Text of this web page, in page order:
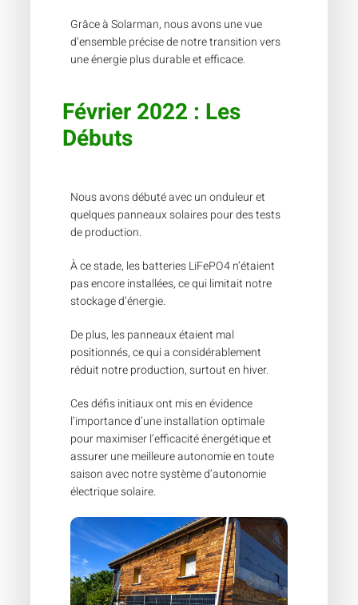
Grâce à Solarman, nous avons une vue
d’ensemble précise de notre transition vers
une énergie plus durable et efficace.
Février 2022 : Les
Débuts
Nous avons débuté avec un onduleur et
quelques panneaux solaires pour des tests
de production.
À ce stade, les batteries LiFePO4 n’étaient
pas encore installées, ce qui limitait notre
stockage d’énergie.
De plus, les panneaux étaient mal
positionnés, ce qui a considérablement
réduit notre production, surtout en hiver.
Ces défis initiaux ont mis en évidence
l’importance d’une installation optimale
pour maximiser l’efficacité énergétique et
assurer une meilleure autonomie en toute
saison avec notre système d’autonomie
électrique solaire.